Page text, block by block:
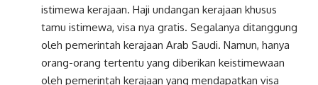
istimewa kerajaan. Haji undangan kerajaan khusus
tamu istimewa, visa nya gratis. Segalanya ditanggung
oleh pemerintah kerajaan Arab Saudi. Namun, hanya
orang-orang tertentu yang diberikan keistimewaan
oleh pemerintah kerajaan yang mendapatkan visa